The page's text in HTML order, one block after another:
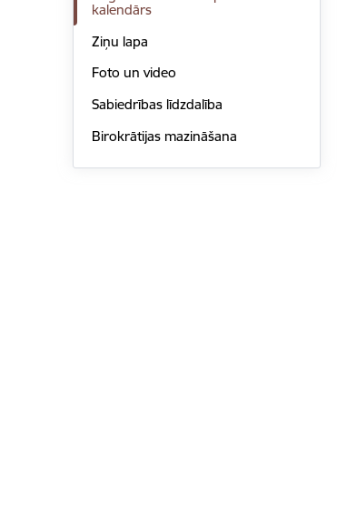
kalendārs
Ziņu lapa
Foto un video
Sabiedrības līdzdalība
Birokrātijas mazināšana